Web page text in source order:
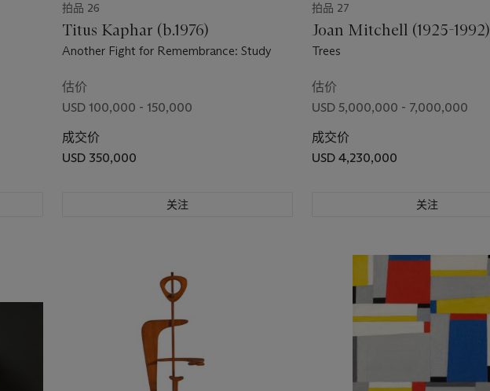
拍品 26
Titus Kaphar (b.1976)
Another Fight for Remembrance: Study
估价
USD 100,000 - 150,000
成交价
USD 350,000
关注
拍品 27
Joan Mitchell (1925-1992)
Trees
估价
USD 5,000,000 - 7,000,000
成交价
USD 4,230,000
关注